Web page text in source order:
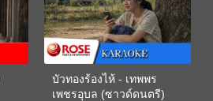
บัวทองร้องไห้ - เทพพร
เพชรอุบล (ซาวด์ดนตรี)